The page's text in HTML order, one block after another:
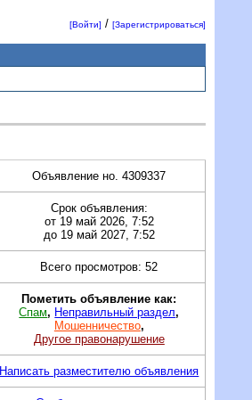
[Войти] /[Зарегистрироваться]
Объявление но. 4309337
Срок объявления:
от 19 май 2026, 7:52
до 19 май 2027, 7:52
Всего просмотров: 52
Пометить объявление как:
Спам, Неправильный раздел,
Мошенничество,
Другое правонарушение
Написать разместителю объявления